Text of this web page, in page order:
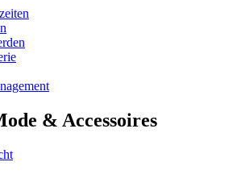
& Accessoires